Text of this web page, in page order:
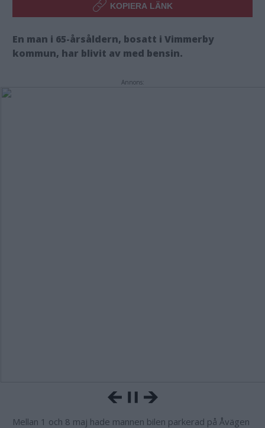
KOPIERA LÄNK
En man i 65-årsåldern, bosatt i Vimmerby
kommun, har blivit av med bensin.
Annons:
Mellan 1 och 8 maj hade mannen bilen parkerad på Åvägen